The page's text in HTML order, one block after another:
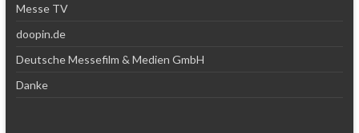
Messe TV
doopin.de
Deutsche Messefilm & Medien GmbH
Danke